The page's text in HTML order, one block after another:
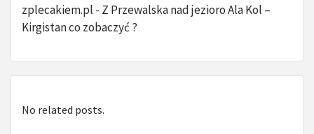
zplecakiem.pl - Z Przewalska nad jezioro Ala Kol –
Kirgistan co zobaczyć ?
No related posts.